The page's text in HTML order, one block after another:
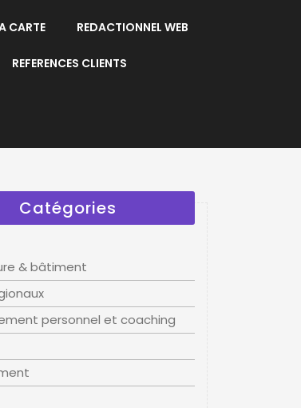
CARTE REDACTIONNEL WEB
REFERENCES CLIENTS
Catégories
& bâtiment
personnel et coaching